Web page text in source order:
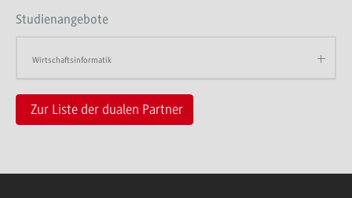
Studienangebote
Wirtschaftsinformatik
Zur Liste der dualen Partner